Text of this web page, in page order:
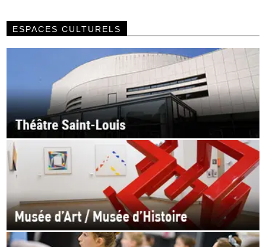
ESPACES CULTURELS